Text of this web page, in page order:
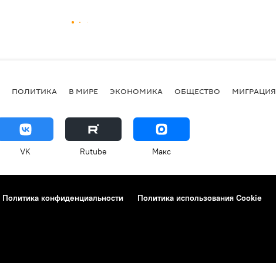
ПОЛИТИКА В МИРЕ ЭКОНОМИКА ОБЩЕСТВО МИГРАЦИЯ
VK Rutube Макс
Политика конфиденциальности Политика использования Cookie